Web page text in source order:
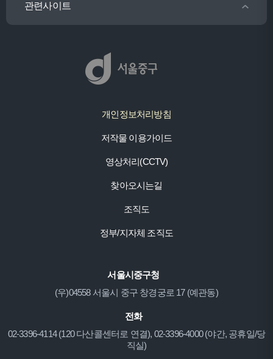
관련사이트
개인정보처리방침
저작물 이용가이드
영상처리(CCTV)
찾아오시는길
조직도
정부/지자체 조직도
서울시중구청
(우)04558 서울시 중구 창경궁로 17 (예관동)
전화
02-3396-4114 (120 다산콜센터로 연결), 02-3396-4000 (야간, 공휴일/당
직실)